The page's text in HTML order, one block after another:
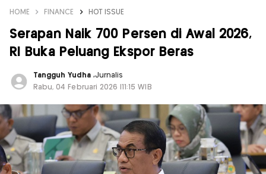
HOME FINANCE HOT ISSUE
Serapan Naik 700 Persen di Awal 2026,
RI Buka Peluang Ekspor Beras
Tangguh Yudha ,Jurnalis
Rabu, 04 Februari 2026 |11:15 WIB